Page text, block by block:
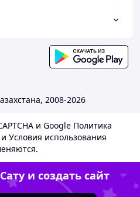
2008-2026
и Google Политика
и Условия использования
и создать сайт